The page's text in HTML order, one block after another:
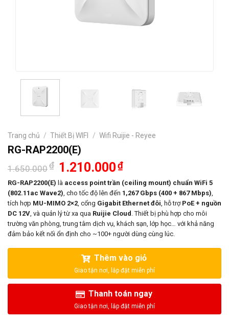
Trang chủ / Thiết Bị WIFI / Wifi Ruijie - Reyee
RG-RAP2200(E)
1.650.000₫ Giá
gốc
là:
1.650.000₫.
1.210.000₫Giá
tại
là:
1.210.000₫.
RG-RAP2200(E) là access point trần (ceiling mount) chuẩn WiFi 5
(802.11ac Wave2), cho tốc độ lên đến 1,267 Gbps (400 + 867 Mbps),
tích hợp MU-MIMO 2×2, cổng Gigabit Ethernet đôi, hỗ trợ PoE + nguồn
DC 12V, và quản lý từ xa qua Ruijie Cloud . Thiết bị phù hợp cho môi
trường văn phòng, trung tâm dịch vụ, khách sạn, lớp học… với khả năng
đảm bảo kết nối ổn định cho ~100+ người dùng cùng lúc.
Thêm vào giỏ
Thanh toán ngay